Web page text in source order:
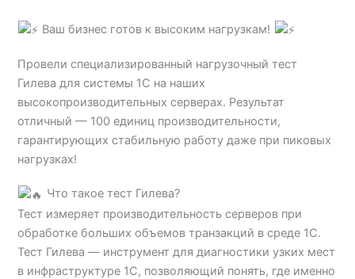
Ваш бизнес готов к высоким нагрузкам!
Провели специализированный нагрузочный тест
Гилева для системы 1С на наших
высокопроизводительных серверах. Результат
отличный — 100 единиц производительности,
гарантирующих стабильную работу даже при пиковых
нагрузках!
Что такое тест Гилева?
Тест измеряет производительность серверов при
обработке больших объемов транзакций в среде 1С.
Тест Гилева — инструмент для диагностики узких мест
в инфраструктуре 1С, позволяющий понять, где именно